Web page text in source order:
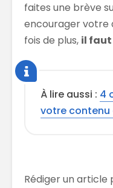
faites une brève
encourager votre
fois de plus, il faut
À lire aussi : 4
votre contenu
Rédiger un